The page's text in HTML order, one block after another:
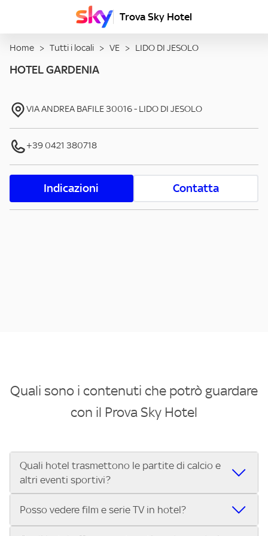
Trova Sky Hotel
Home > Tutti i locali > VE > LIDO DI JESOLO
HOTEL GARDENIA
VIA ANDREA BAFILE30016- LIDO DI JESOLO
+39 0421 380718
Indicazioni Contatta
Quali sono i contenuti che potrò guardare
con il Prova Sky Hotel
Quali hotel trasmettono le partite di calcio e
altri eventi sportivi?
Se cerchi un hotel dove poter vedere le partite di Serie A,
Posso vedere film e serie TV in hotel?